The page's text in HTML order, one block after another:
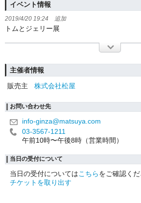
イベント情報
2019/4/20 19:24 追加
トムとジェリー展
主催者情報
販売主
株式会社松屋
お問い合わせ先
info-ginza@matsuya.com
03-3567-1211
午前10時〜午後8時（営業時間）
当日の受付について
当日の受付についてはこちらをご確認くだ
チケットを取り出す